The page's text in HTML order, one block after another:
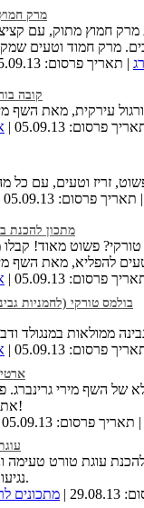
מרק
חמוץ מתוק, עם
| תאריך פרסום: 05.09.13 |
קובה
פרסום: 05.09.13 |
פרסום: 05.09.13 |
מתכון להכנת
פשוט מאוד! קבלו
פרסום: 05.09.13 |
בולמס טורקי (לחמניות
פרסום: 05.09.13 |
של השף מירי גרינברג.
את האצבעות!
| תאריך פרסום: 05.09.13 |
עוגת טורט טעימה
נגיעות של דבש.
|
מתכונים